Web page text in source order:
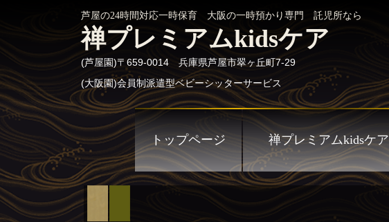
芦屋の24時間対応一時保育 大阪の一時預かり専門 託児所なら
禅プレミアムkidsケア
(芦屋園)〒659-0014 兵庫県芦屋市翠ヶ丘町7-29
(大阪園)会員制派遣型ベビーシッターサービス
トップページ 禅プレミアムkidsケア